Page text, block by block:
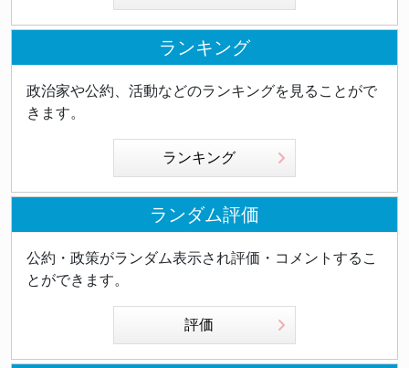
ランキング
政治家や公約、活動などのランキングを見ることがで
きます。
ランキング
ランダム評価
公約・政策がランダム表示され評価・コメントするこ
とができます。
評価